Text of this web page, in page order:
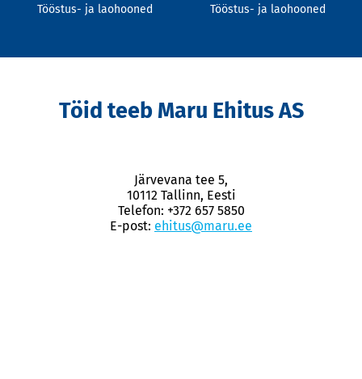
Tööstus- ja laohooned Tööstus- ja laohooned
Töid teeb Maru Ehitus AS
Järvevana tee 5,
10112 Tallinn, Eesti
Telefon: +372 657 5850
E-post: ehitus@maru.ee